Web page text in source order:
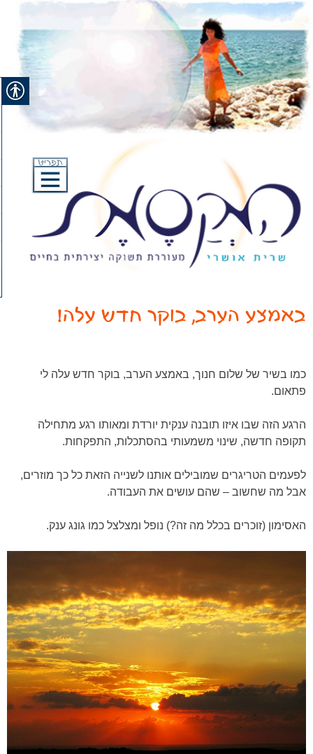
Skip
content
באמצע הערב, בוקר חדש עלה!
כמו בשיר של שלום חנוך, באמצע הערב, בוקר חדש עלה לי
פתאום.
הרגע הזה שבו איזו תובנה ענקית יורדת ומאותו רגע מתחילה
תקופה חדשה, שינוי משמעותי בהסתכלות, התפקחות.
לפעמים הטריגרים שמובילים אותנו לשנייה הזאת כל כך מוזרים,
אבל מה שחשוב – שהם עושים את העבודה.
האסימון (זוכרים בכלל מה זה?) נופל ומצלצל כמו גונג ענק.